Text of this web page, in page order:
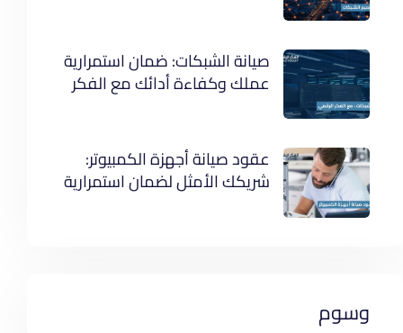
صيانة الشبكات: ضمان استمرارية
عملك وكفاءة أدائك مع الفكر
عقود صيانة أجهزة الكمبيوتر:
شريكك الأمثل لضمان استمرارية
وسوم